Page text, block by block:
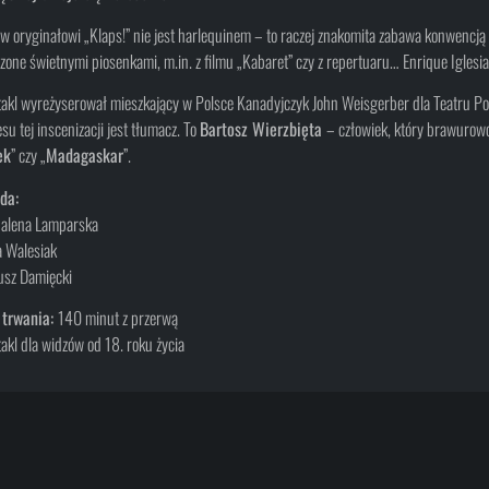
oryginałowi „Klaps!” nie jest harlequinem – to raczej znakomita zabawa
świetnymi piosenkami, m.in. z filmu „Kabaret” czy z repertuaru… Enrique
wyreżyserował mieszkający w Polsce Kanadyjczyk John Weisgerber dla Teatru
tej inscenizacji jest tłumacz. ToBartosz Wierzbięta – człowiek, który
” czy „Madagaskar”.
Lamparska
Damięcki
140 minut z przerwą
dla widzów od 18. roku życia